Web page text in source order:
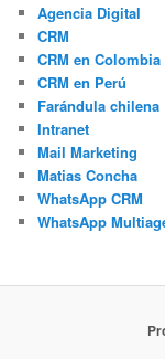
Agencia Digital
CRM
CRM en Colombia
CRM en Perú
Farándula chilena
Intranet
Mail Marketing
Matias Concha
WhatsApp CRM
WhatsApp